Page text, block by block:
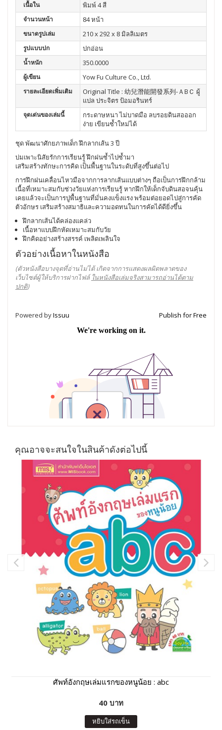
เนื้อใน พิมพ์ 4 สี
จำนวนหน้า 84 หน้า
ขนาดรูปเล่ม 210 x 292 x 8 มิลลิเมตร
รูปแบบปก ปกอ่อน
น้ำหนัก 350.0000
ผู้เขียน Yow Fu Culture Co., Ltd.
รายละเอียดเพิ่มเติม
Original Title : 幼兒潛能開發系列-ＡBＣ ผู้
แปล ประจิตร ป้อมอรินทร์
จุดเด่นของเล่มนี้
กระดาษหนา ไม่บาดมือ ลบรอยดินสอออก
ง่าย เขียนซ้ำใหม่ได้
ชุด พัฒนาศักยภาพเด็ก ฝึกลากเส้น 3 ปี
บ่มเพาะนิสัยรักการเรียนรู้ ฝึกฝนซ้ำไปซ้ำมา
เสริมสร้างทักษะการคิด เป็นพื้นฐานในระดับที่สูงขึ้นต่อไป
การฝึกฝนเคลื่อนไหวมือจากการลากเส้นแบบต่างๆ ถือเป็นการฝึกกล้าม
เนื้อที่เหมาะสมกับช่วงวัยแห่งการเรียนรู้ หากฝึกให้เด็กจับดินสอจนคุ้น
เคยแล้วจะเป็นการปูพื้นฐานที่มั่นคงแข็งแรง พร้อมต่อยอดไปสู่การคัด
ตัวอักษร เสริมสร้างสมาธิและความอดทนในการคัดได้ดียิ่งขึ้น
ฝึกลากเส้นได้คล่องแคล่ว
เนื้อหาแบบฝึกหัดเหมาะสมกับวัย
ฝึกคิดอย่างสร้างสรรค์ เพลิดเพลินใจ
ตัวอย่างเนื้อหาในหนังสือ
(ตัวหนังสือบางจุดที่อ่านไม่ได้ เกิดจากการแสดงผลผิดพลาดของ
เว็บไซต์ผู้ให้บริการฝากไฟล์ ในหนังสือเล่มจริงสามารถอ่านได้ตาม
ปกติ)
Powered byIssuu Publish for Free
คุณอาจจะสนใจในสินค้าดังต่อไปนี้
ศัพท์อังกฤษเล่มแรกของหนูน้อย : abc
40 บาท
หยิบใส่รถเข็น